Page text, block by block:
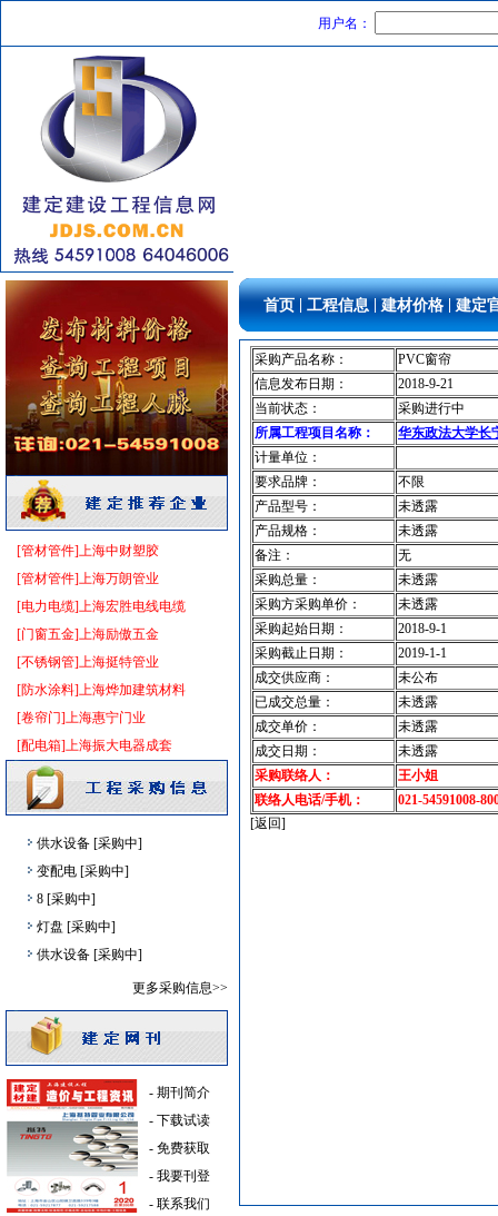
用户名：
[管材管件]上海中财塑胶
[管材管件]上海万朗管业
[电力电缆]上海宏胜电线电缆
[门窗五金]上海励傲五金
[不锈钢管]上海挺特管业
[防水涂料]上海烨加建筑材料
[卷帘门]上海惠宁门业
[配电箱]上海振大电器成套
消防设施 [采购中]
复合木地板
[采购中]
及各种防火器材
[采购中]
幕墙
[采购中]
防雷接地 [采购中]
仪器仪表 [采购中]
变频给水设备 [采购中]
仪器仪表 [采购中]
消防器材 [采购中]
消防水泵 [采购中]
消防稳压泵 [采购中]
火灾自动报警系统
[采购中]
室外排水 [采购中]
光源灯具 [采购中]
变配电 [采购中]
胡桃木
[采购中]
变配电 [采购中]
保温材料 [采购中]
外墙装饰 [采购中]
空调设备 [采购中]
火灾自动报警系统 [采购中]
仿古砖 [采购中]
园林设施 [采购中]
通风设备 [采购中]
防火隔热 [采购中]
高压电器 [采购中]
仪器仪表
供水设备 [采购中]
变配电 [采购中]
8 [采购中]
灯盘 [采购中]
供水设备 [采购中]
给排水阀门
[采购中]
低压电器
胡桃木 [采购中]
照明灯具 [采购中]
变压器 [采购中]
乳化沥青 [采购中]
及各种防火器材 [采购中]
更多采购信息>>
- 期刊简介
- 下载试读
- 免费获取
- 我要刊登
- 联系我们
首页 工程信息 建材价格 建定
采购产品名称：
PVC窗帘
信息发布日期：
2018-9-21
当前状态：
采购进行中
所属工程项目名称：
华东政法大学长
计量单位：
要求品牌：
不限
产品型号：
未透露
产品规格：
未透露
备注：
无
采购总量：
未透露
采购方采购单价：
未透露
采购起始日期：
2018-9-1
采购截止日期：
2019-1-1
成交供应商：
未公布
已成交总量：
未透露
成交单价：
未透露
成交日期：
未透露
采购联络人：
王小姐
联络人电话/手机：
021-54591008-
[返回]